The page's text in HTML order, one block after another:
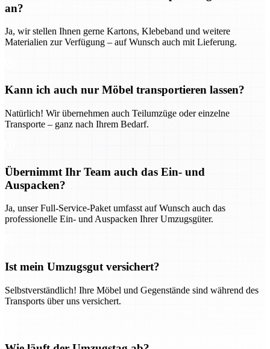
an?
Ja, wir stellen Ihnen gerne Kartons, Klebeband und weitere
Materialien zur Verfügung – auf Wunsch auch mit Lieferung.
Kann ich auch nur Möbel transportieren lassen?
Natürlich! Wir übernehmen auch Teilumzüge oder einzelne
Transporte – ganz nach Ihrem Bedarf.
Übernimmt Ihr Team auch das Ein- und
Auspacken?
Ja, unser Full-Service-Paket umfasst auf Wunsch auch das
professionelle Ein- und Auspacken Ihrer Umzugsgüter.
Ist mein Umzugsgut versichert?
Selbstverständlich! Ihre Möbel und Gegenstände sind während des
Transports über uns versichert.